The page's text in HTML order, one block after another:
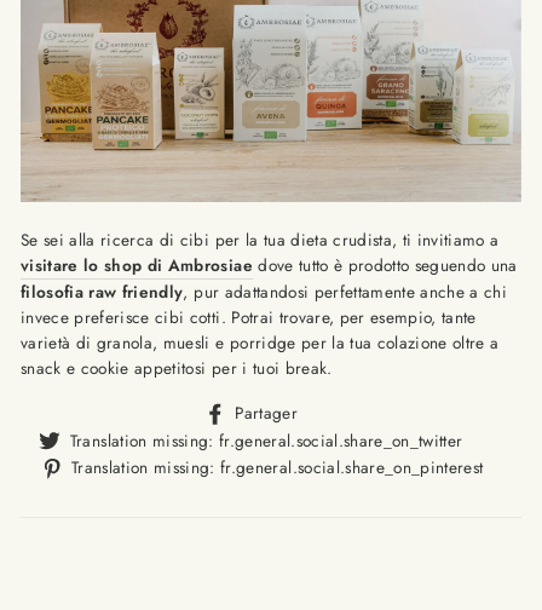
Se sei alla ricerca di cibi per la tua dieta crudista, ti invitiamo a
visitare lo shop di Ambrosiae dove tutto è prodotto seguendo una
filosofia raw friendly, pur adattandosi perfettamente anche a chi
invece preferisce cibi cotti. Potrai trovare, per esempio,tante
varietà di granola, muesli e porridge per la tua colazione oltre a
snack e cookie appetitosi per i tuoi break.
Partager
missing:
Translation missing: fr.general.social.share_on_twitter
missing:
Translation missing: fr.general.social.share_on_pinterest